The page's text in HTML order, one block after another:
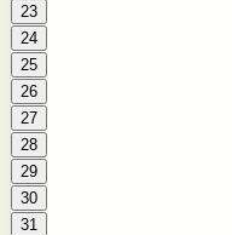
23
24
25
26
27
28
29
30
31